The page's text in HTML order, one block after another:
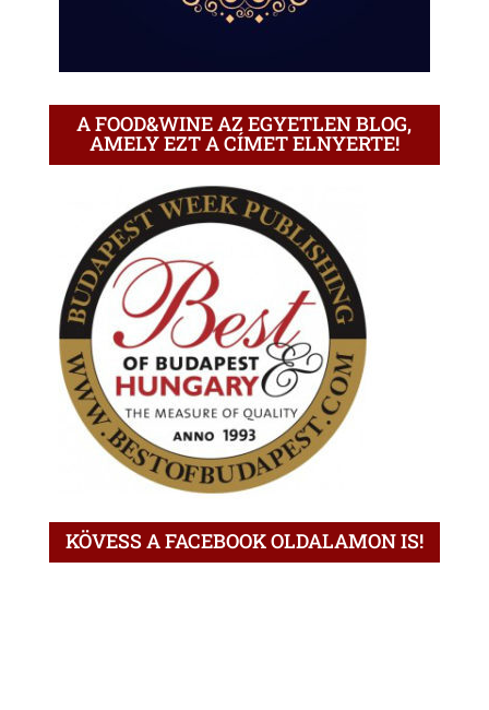
A FOOD&WINE AZ EGYETLEN BLOG,
AMELY EZT A CÍMET ELNYERTE!
KÖVESS A FACEBOOK OLDALAMON IS!